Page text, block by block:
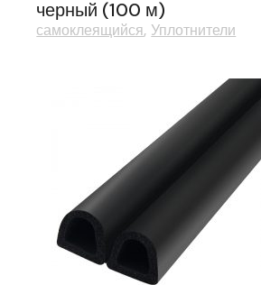
черный (100 м)
самоклеящийся Уплотнители